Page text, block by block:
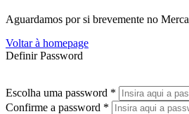
Aguardamos por si brevemente no
Voltar à homepage
Definir Password
Escolha uma password *
Confirme a password *